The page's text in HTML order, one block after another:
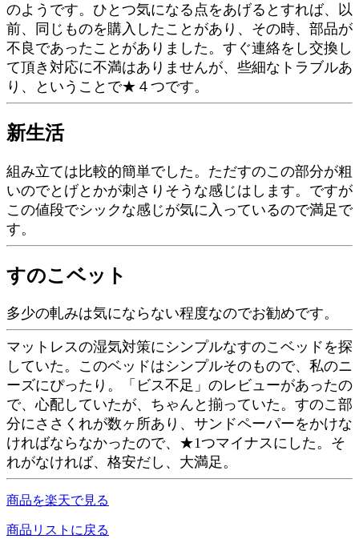
のようです。ひとつ気になる点をあげるとすれば、以
前、同じものを購入したことがあり、その時、部品が
不良であったことがありました。すぐ連絡をし交換し
て頂き対応に不満はありませんが、些細なトラブルあ
り、ということで★４つです。
新生活
組み立ては比較的簡単でした。ただすのこの部分が粗
いのでとげとかが刺さりそうな感じはします。ですが
この値段でシックな感じが気に入っているので満足で
す。
すのこベット
多少の軋みは気にならない程度なのでお勧めです。
マットレスの湿気対策にシンプルなすのこベッドを探
していた。このベッドはシンプルそのもので、私のニ
ーズにぴったり。「ビス不足」のレビューがあったの
で、心配していたが、ちゃんと揃っていた。すのこ部
分にささくれが数ヶ所あり、サンドペーパーをかけな
ければならなかったので、★1つマイナスにした。そ
れがなければ、格安だし、大満足。
商品を楽天で見る
商品リストに戻る